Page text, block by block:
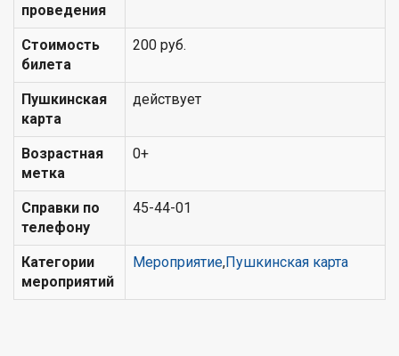
проведения
Стоимость
билета
200 руб.
Пушкинская
карта
действует
Возрастная
метка
0+
Справки по
телефону
45-44-01
Категории
мероприятий
Мероприятие,Пушкинская карта